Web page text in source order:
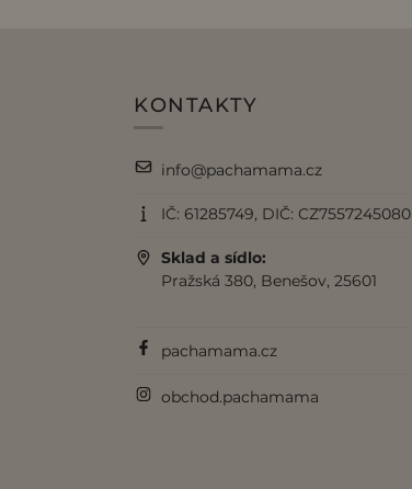
KONTAKTY
info@pachamama.cz
IČ: 61285749, DIČ: CZ7557245080
Sklad a sídlo:
Pražská 380, Benešov, 25601
pachamama.cz
obchod.pachamama